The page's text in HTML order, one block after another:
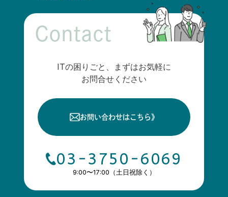
Contact
ITの困りごと、まずはお気軽に
お問合せください
お問い合わせはこちら 》
03-3750-6069
9:00〜17:00（土日祝除く）